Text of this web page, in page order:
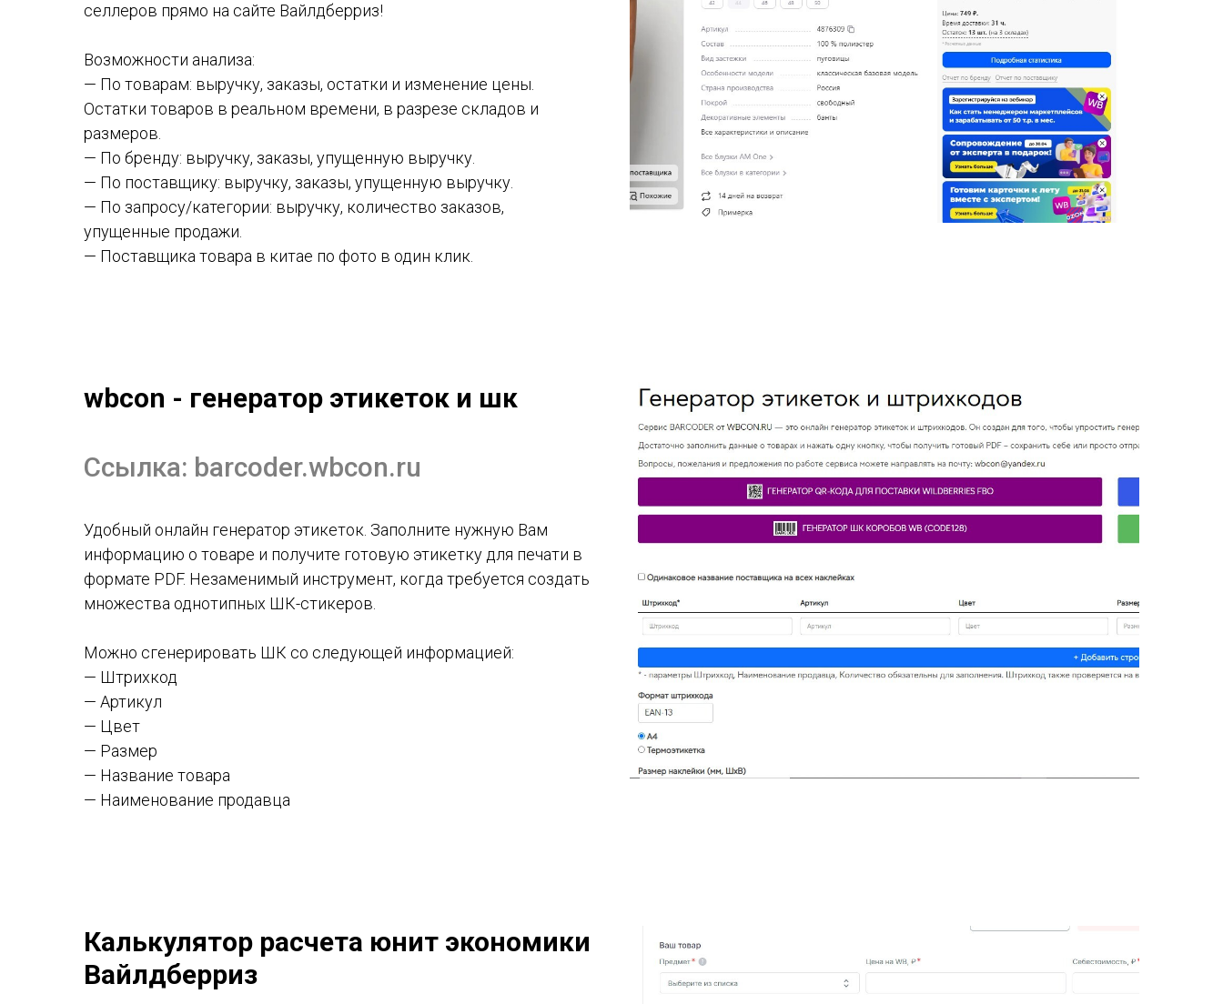
селлеров прямо на сайте Вайлдберриз!
Возможности анализа:
— По товарам: выручку, заказы, остатки и изменение цены.
Остатки товаров в реальном времени, в разрезе складов и
размеров.
— По бренду: выручку, заказы, упущенную выручку.
— По поставщику: выручку, заказы, упущенную выручку.
— По запросу/категории: выручку, количество заказов,
упущенные продажи.
— Поставщика товара в китае по фото в один клик.
wbcon - генератор этикеток и шк
Ссылка: barcoder.wbcon.ru
Удобный онлайн генератор этикеток. Заполните нужную Вам
информацию о товаре и получите готовую этикетку для печати в
формате PDF. Незаменимый инструмент, когда требуется создать
множества однотипных ШК-стикеров.
Можно сгенерировать ШК со следующей информацией:
— Штрихкод
— Артикул
— Цвет
— Размер
— Название товара
— Наименование продавца
Калькулятор расчета юнит экономики
Вайлдберриз